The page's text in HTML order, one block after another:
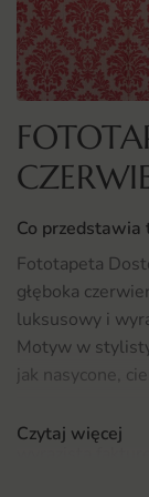
Co
Fototapeta
głęboka
luksusowy i
Motyw w
jak nasycone,
Wzór
Czytaj więcej